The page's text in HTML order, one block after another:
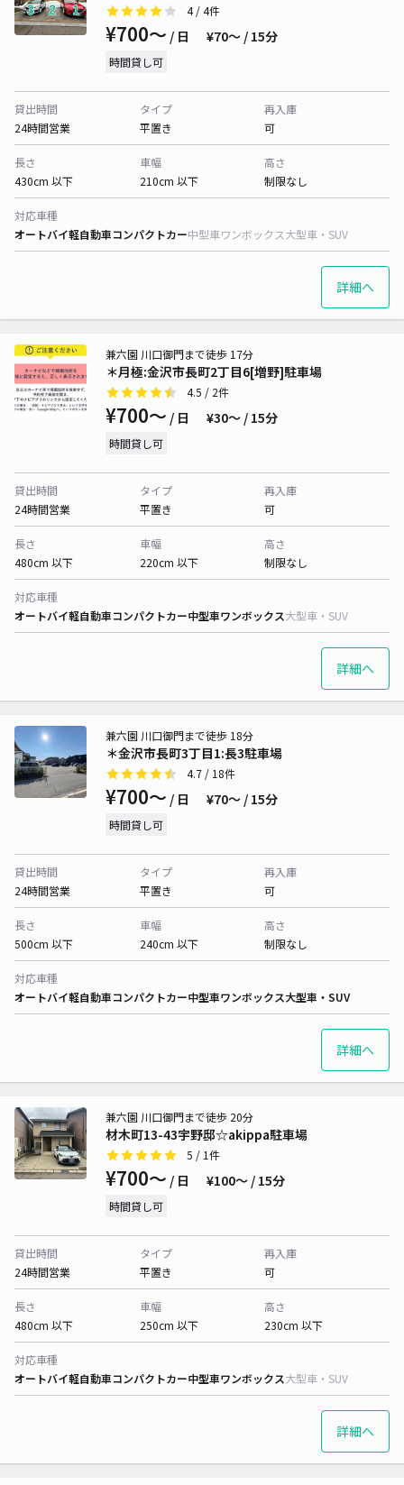
4/ 4件
¥700〜 / 日 ¥70〜 / 15分
時間貸し可
貸出時間
24時間営業
タイプ
平置き
再入庫
可
長さ
430cm 以下
車幅
210cm 以下
高さ
制限なし
対応車種
オートバイ軽自動車コンパクトカー中型車ワンボックス大型車・SUV
詳細へ
＊月極:金沢市長町2丁目6[増野]駐車場
兼六園 川口御門まで徒歩 17分
4.5 / 2件
¥700〜 / 日 ¥30〜 / 15分
時間貸し可
貸出時間
24時間営業
タイプ
平置き
再入庫
可
長さ
480cm 以下
車幅
220cm 以下
高さ
制限なし
対応車種
オートバイ軽自動車コンパクトカー中型車ワンボックス大型車・SUV
詳細へ
＊金沢市長町3丁目1:長3駐車場
兼六園 川口御門まで徒歩 18分
4.7 / 18件
¥700〜 / 日 ¥70〜 / 15分
時間貸し可
貸出時間
24時間営業
タイプ
平置き
再入庫
可
長さ
500cm 以下
車幅
240cm 以下
高さ
制限なし
対応車種
オートバイ軽自動車コンパクトカー中型車ワンボックス大型車・SUV
詳細へ
材木町13-43宇野邸☆akippa駐車場
兼六園 川口御門まで徒歩 20分
5 / 1件
¥700〜 / 日 ¥100〜 / 15分
時間貸し可
貸出時間
24時間営業
タイプ
平置き
再入庫
可
長さ
480cm 以下
車幅
250cm 以下
高さ
230cm 以下
対応車種
オートバイ軽自動車コンパクトカー中型車ワンボックス大型車・SUV
詳細へ